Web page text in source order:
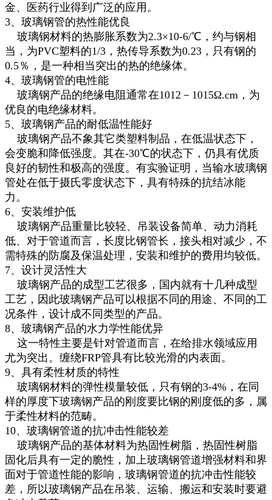
金、医药行业得到广泛的应用。
3、玻璃钢管的热性能优良
玻璃钢材料的热膨胀系数为2.3×10-6/℃，约与钢相
当，为PVC塑料的1/3，热传导系数为0.23，只有钢的
0.5％，是一种相当突出的热的绝缘体。
4、玻璃钢管的电性能
玻璃钢产品的绝缘电阻通常在1012－1015Ω.cm，为
优良的电绝缘材料。
5、玻璃钢产品的耐低温性能好
玻璃钢产品不象其它类塑料制品，在低温状态下，
会变脆和降低强度。其在-30℃的状态下，仍具有优质
良好的韧性和极高的强度。有实验证明，当输水玻璃钢
管处在低于摄氏零度状态下，具有特殊的抗结冰能
力。
6、安装维护低
玻璃钢产品重量比较轻、吊装设备简单、动力消耗
低、对于管道而言，长度比钢管长，接头相对减少，不
需特殊的防腐及保温处理，安装和维护的费用均较低。
7、设计灵活性大
玻璃钢产品的成型工艺很多，国内就有十几种成型
工艺，因此玻璃钢产品可以根据不同的用途、不同的工
况条件，设计成不同类型的产品。
8、玻璃钢产品的水力学性能优异
这一特性主要是针对管道而言，在给排水领域应用
尤为突出。缠绕FRP管具有比较光滑的内表面。
9、具有柔性材质的特性
玻璃钢材料的弹性模量较低，只有钢的3-4%，在同
样的厚度下玻璃钢产品的刚度要比钢的刚度低的多，属
于柔性材料的范畴。
10、玻璃钢管道的抗冲击性能较差
玻璃钢产品的基体材料为热固性树脂，热固性树脂
固化后具有一定的脆性，加上玻璃钢管道增强材料和界
面对于管道性能的影响，玻璃钢管道的抗冲击性能较
差，所以玻璃钢产品在吊装、运输、搬运和安装时要避